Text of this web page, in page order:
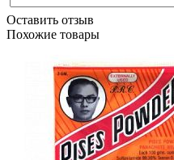
Оставить отзыв
Похожие товары